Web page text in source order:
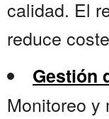
calidad. El
reduce
Gestión
Monitoreo y